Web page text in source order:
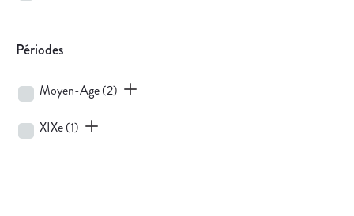
Périodes
Moyen-Age(2)
XIXe(1)